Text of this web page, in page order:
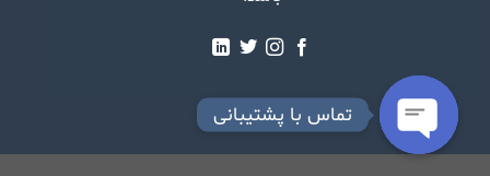
تماس با پشتیبانی